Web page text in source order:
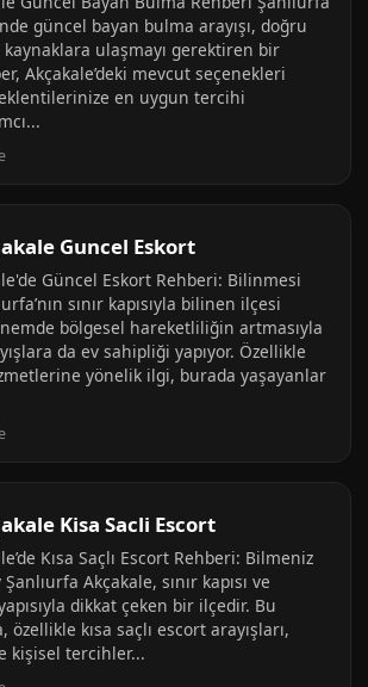
güncel bayan bulma arayışı, doğru
ulaşmayı gerektiren bir
Akçakale’deki mevcut seçenekleri
en uygun tercihi
Guncel Eskort
Güncel Eskort Rehberi: Bilinmesi
sınır kapısıyla bilinen ilçesi
bölgesel hareketliliğin artmasıyla
da ev sahipliği yapıyor. Özellikle
yönelik ilgi, burada yaşayanlar
Kisa Sacli Escort
Kısa Saçlı Escort Rehberi: Bilmeniz
Akçakale, sınır kapısı ve
dikkat çeken bir ilçedir. Bu
kısa saçlı escort arayışları,
kişisel tercihler...